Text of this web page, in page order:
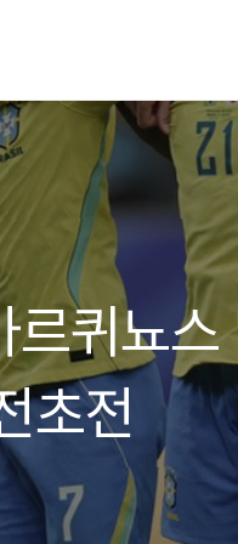
르퀴뇨
초전